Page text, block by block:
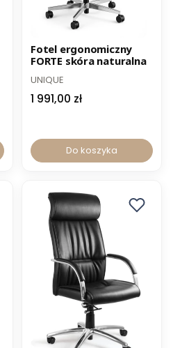
Norma BHP
-12% z kodem PROMO12
Fotel ergonomiczny
FORTE skóra naturalna
UNIQUE
1 991,00 zł
Do koszyka